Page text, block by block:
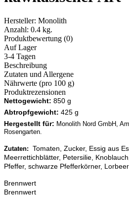
Hersteller: Monolith
Anzahl: 0.4 kg.
Produktbewertung (0)
Auf Lager
3-4 Tagen
Beschreibung
Zutaten und Allergene
Nährwerte (pro 100 g)
Produktrezensionen
Nettogewicht: 850 g
Abtropfgewicht: 425 g
Hergestellt für: Monolith Nord GmbH,
Rosengarten.
Zutaten: Tomaten, Zucker, Essig aus
Meerrettichblätter, Petersilie,
Pfeffer, schwarze Pfefferkörner,
Brennwert
Brennwert